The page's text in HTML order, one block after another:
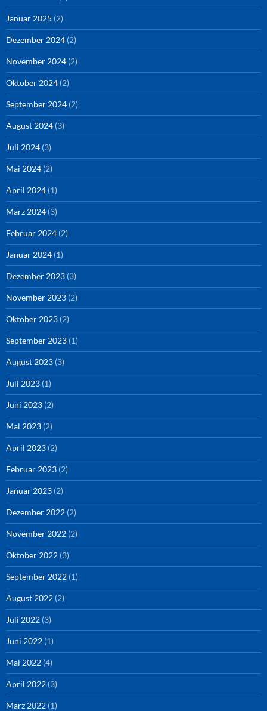
Januar 2025 (2)
Dezember 2024 (2)
November 2024 (2)
Oktober 2024 (2)
September 2024 (2)
August 2024 (3)
Juli 2024 (3)
Mai 2024 (2)
April 2024 (1)
März 2024 (3)
Februar 2024 (2)
Januar 2024 (1)
Dezember 2023 (3)
November 2023 (2)
Oktober 2023 (2)
September 2023 (1)
August 2023 (3)
Juli 2023 (1)
Juni 2023 (2)
Mai 2023 (2)
April 2023 (2)
Februar 2023 (2)
Januar 2023 (2)
Dezember 2022 (2)
November 2022 (2)
Oktober 2022 (3)
September 2022 (1)
August 2022 (2)
Juli 2022 (3)
Juni 2022 (1)
Mai 2022 (4)
April 2022 (3)
März 2022 (1)